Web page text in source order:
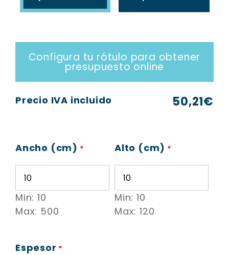
Configura tu rótulo para obtener
presupuesto online
Precio IVA incluido 50,21€
Ancho (cm) *
Min: 10
Max: 500
Alto (cm) *
Min: 10
Max: 120
Espesor *